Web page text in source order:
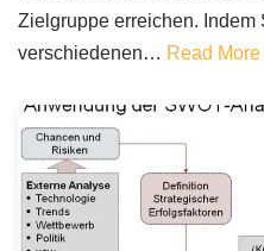
Zielgruppe erreichen. Indem
verschiedenen… Read More